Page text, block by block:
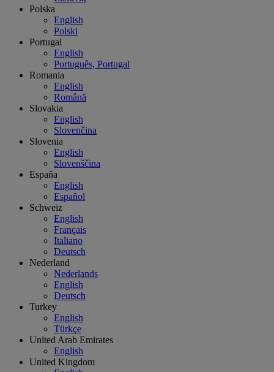
Polska
English
Polski
Portugal
English
Português, Portugal
Romania
English
Română
Slovakia
English
Slovenčina
Slovenia
English
Slovenščina
España
English
Español
Schweiz
English
Français
Italiano
Deutsch
Nederland
Nederlands
English
Deutsch
Turkey
English
Türkçe
United Arab Emirates
English
United Kingdom